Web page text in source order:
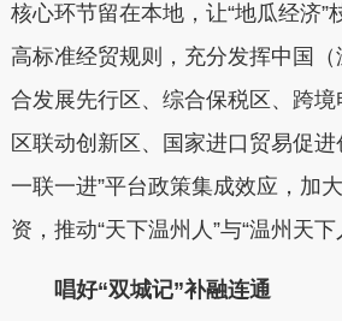
核心环节留在本地，让“地瓜经济”
高标准经贸规则，充分发挥中国
合发展先行区、综合保税区、跨
区联动创新区、国家进口贸易促
一联一进”平台政策集成效应，加
资，推动“天下温州人”与“温州天下
唱好“双城记”补融连通